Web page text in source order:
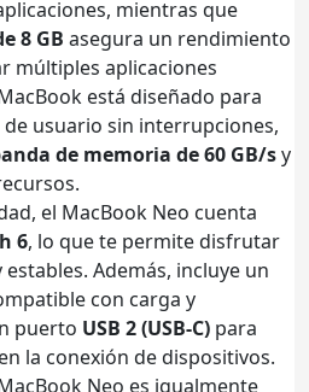
mientras que
8 GB asegura un rendimiento
múltiples aplicaciones
está diseñado para
usuario sin interrupciones,
de memoria de 60 GB/sy
el MacBook Neo cuenta
6, lo que te permite disfrutar
Además, incluye un
con carga y
puerto USB 2 (USB-C) para
la conexión de dispositivos.
Neo es igualmente